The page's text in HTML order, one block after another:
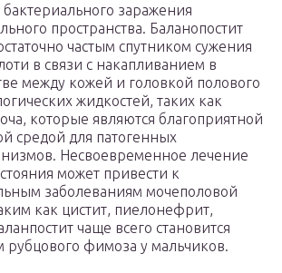
бактериального заражения
пространства. Баланопостит
частым спутником сужения
в связи с накапливанием в
между кожей и головкой полового
жидкостей, таких как
которые являются благоприятной
средой для патогенных
Несвоевременное лечение
может привести к
заболеваниям мочеполовой
как цистит, пиелонефрит,
чаще всего становится
рубцового фимоза у мальчиков.